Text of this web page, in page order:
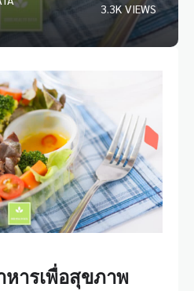
3.3K VIEWS
ารเพื่อสุขภาพ